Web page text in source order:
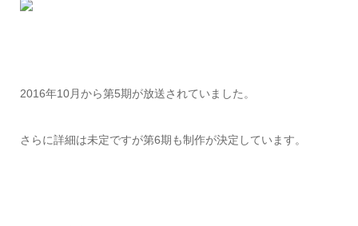
2016年10月から第5期が放送されていました。
さらに詳細は未定ですが第6期も制作が決定しています。